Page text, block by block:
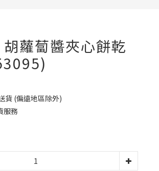
蘿蔔醬夾心餅乾
貨 (偏遠地區除外)
服務